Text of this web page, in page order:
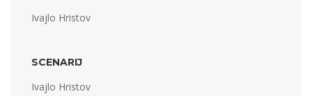
Ivajlo Hristov
SCENARIJ
Ivajlo Hristov